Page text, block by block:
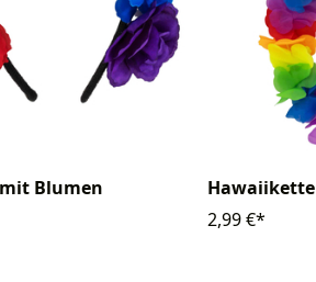
Blumen
Hawaiikette
2,99 €*